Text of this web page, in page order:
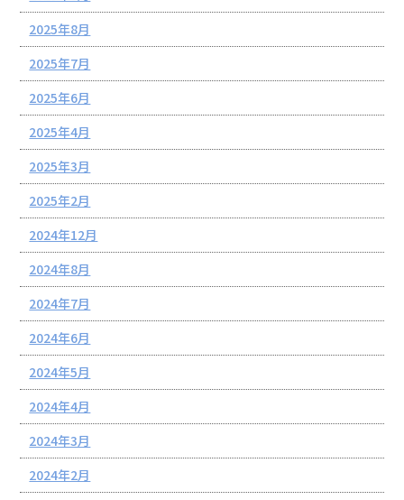
2025年8月
2025年7月
2025年6月
2025年4月
2025年3月
2025年2月
2024年12月
2024年8月
2024年7月
2024年6月
2024年5月
2024年4月
2024年3月
2024年2月